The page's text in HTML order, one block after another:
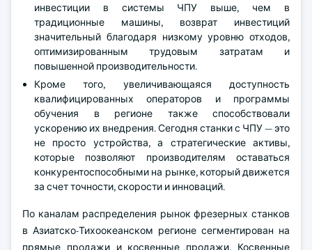
инвестиции в системы ЧПУ выше, чем в
традиционные машины, возврат инвестиций
значительный благодаря низкому уровню отходов,
оптимизированным трудовым затратам и
повышенной производительности.
Кроме того, увеличивающаяся доступность
квалифицированных операторов и программы
обучения в регионе также способствовали
ускорению их внедрения. Сегодня станки с ЧПУ — это
не просто устройства, а стратегические активы,
которые позволяют производителям оставаться
конкурентоспособными на рынке, который движется
за счет точности, скорости и инноваций.
По каналам распределения рынок фрезерных станков
в Азиатско-Тихоокеанском регионе сегментирован на
прямые продажи и косвенные продажи. Косвенные